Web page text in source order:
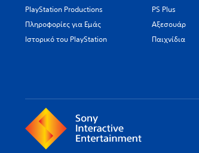
PlayStation Productions
Πληροφορίες για Εμάς
Ιστορικό του PlayStation
PS Plus
Αξεσουάρ
Παιχνίδια